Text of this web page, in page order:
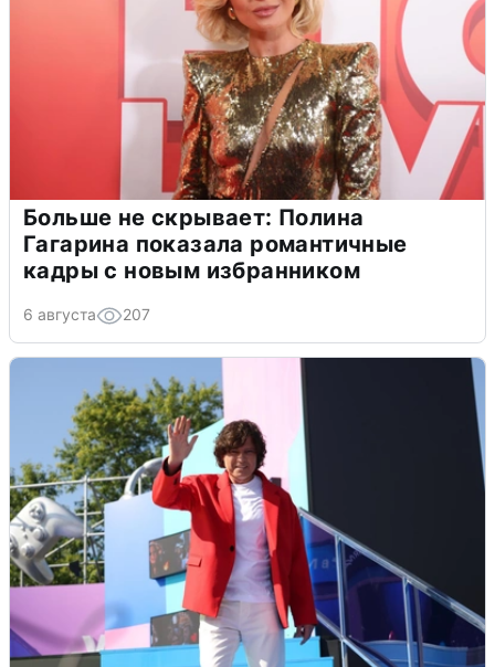
Больше не скрывает: Полина
Гагарина показала романтичные
кадры с новым избранником
6 августа 207